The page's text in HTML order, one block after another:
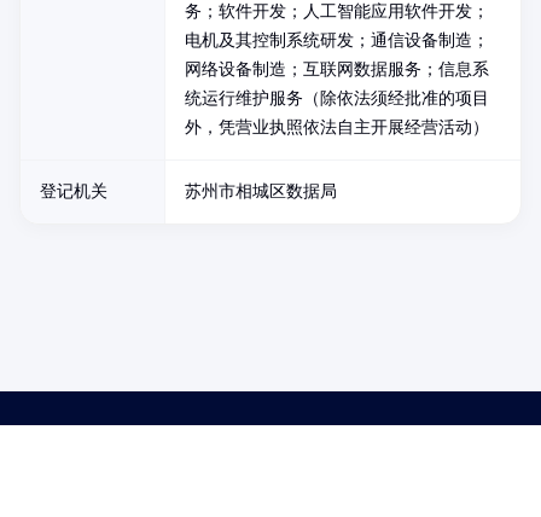
务；软件开发；人工智能应用软件开发；
电机及其控制系统研发；通信设备制造；
网络设备制造；互联网数据服务；信息系
统运行维护服务（除依法须经批准的项目
外，凭营业执照依法自主开展经营活动）
登记机关 苏州市相城区数据局